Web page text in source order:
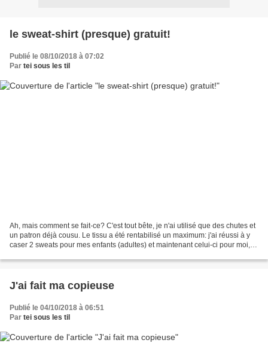
le sweat-shirt (presque) gratuit!
Publié le 08/10/2018 à 07:02
Par tei sous les til
Ah, mais comment se fait-ce? C'est tout bête, je n'ai utilisé que des chutes et
un patron déjà cousu. Le tissu a été rentabilisé un maximum: j'ai réussi à y
caser 2 sweats pour mes enfants (adultes) et maintenant celui-ci pour moi, je
J'ai fait ma copieuse
Publié le 04/10/2018 à 06:51
Par tei sous les til